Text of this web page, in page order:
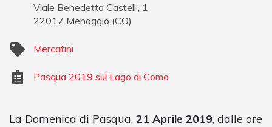
Viale Benedetto Castelli, 1
22017 Menaggio (CO)
Mercatini
Pasqua 2019 sul Lago di Como
La Domenica di Pasqua, 21 Aprile 2019, dalle ore